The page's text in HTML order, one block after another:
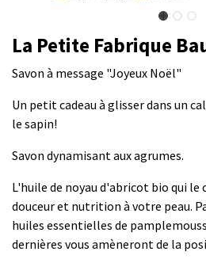
La Petite Fabrique
Savon à message "Joyeux Noël"
Un petit cadeau à glisser dans un
le sapin!
Savon dynamisant aux agrumes.
L'huile de noyau d'abricot bio qui
douceur et nutrition à votre peau.
huiles essentielles de
dernières vous amèneront de la